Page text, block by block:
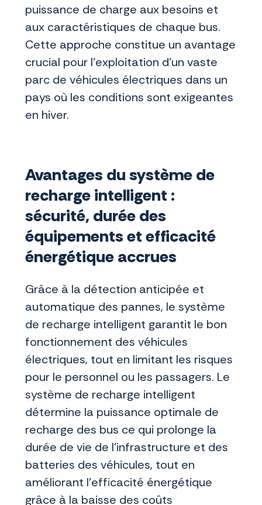
puissance de charge aux besoins et
aux caractéristiques de chaque bus.
Cette approche constitue un avantage
crucial pour l’exploitation d’un vaste
parc de véhicules électriques dans un
pays où les conditions sont exigeantes
en hiver.
Avantages du système de
recharge intelligent :
sécurité, durée des
équipements et efficacité
énergétique accrues
Grâce à la détection anticipée et
automatique des pannes, le système
de recharge intelligent garantit le bon
fonctionnement des véhicules
électriques, tout en limitant les risques
pour le personnel ou les passagers. Le
système de recharge intelligent
détermine la puissance optimale de
recharge des bus ce qui prolonge la
durée de vie de l’infrastructure et des
batteries des véhicules, tout en
améliorant l’efficacité énergétique
grâce à la baisse des coûts